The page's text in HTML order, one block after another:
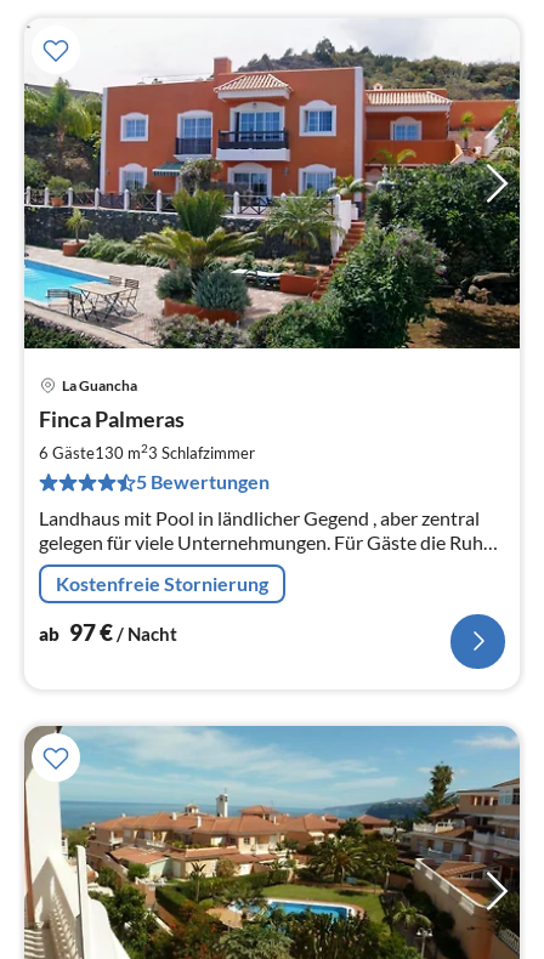
La Guancha
Finca Palmeras
6 Gäste130 m23 Schlafzimmer
5 Bewertungen
Landhaus mit Pool in ländlicher Gegend , aber zentral
gelegen für viele Unternehmungen. Für Gäste die Ruhe
und Entspannung suchen.
Kostenfreie Stornierung
ab 97€/ Nacht